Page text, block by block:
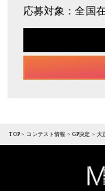
応募対象：全国
TOP> コンテスト情報 >GP決定 >大